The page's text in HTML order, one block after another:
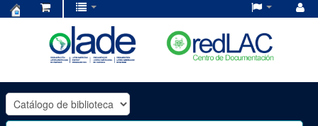
OLADE
-